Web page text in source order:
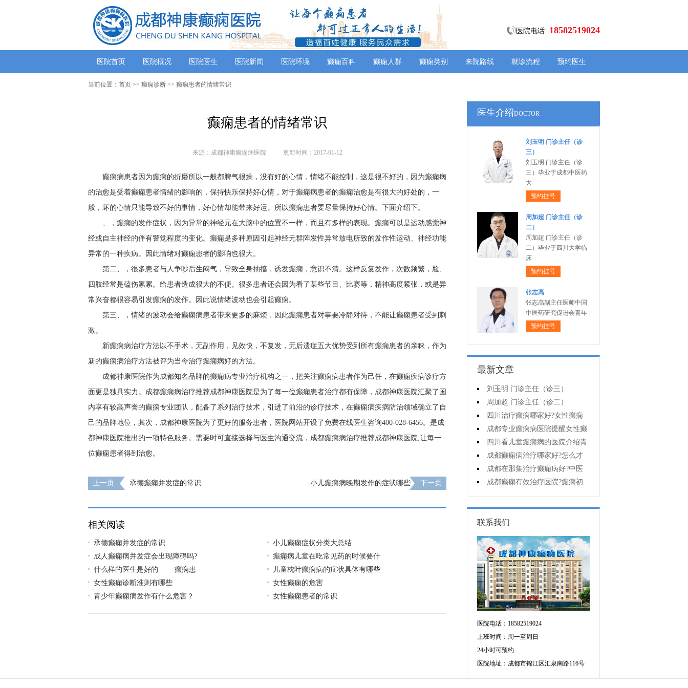
医院电话: 18582519024
医院首页 医院概况 医院医生 医院新闻 医院环境 癫痫百科 癫痫人群 癫痫类别 来院路线 就诊流程 预约医生
当前位置： 首页 >> 癫痫诊断 >> 癫痫患者的情绪常识
癫痫患者的情绪常识
来源：成都神康癫痫病医院 更新时间：2017-01-12
癫痫病患者因为癫痫的折磨所以一般都脾气很燥，没有好的心情，情绪不能控制，这是很不好的，因为癫痫病
的治愈是受着癫痫患者情绪的影响的，保持快乐保持好心情，对于癫痫病患者的癫痫治愈是有很大的好处的，一
般，坏的心情只能导致不好的事情，好心情却能带来好运。所以癫痫患者要尽量保持好心情。下面介绍下。
、，癫痫的发作症状，因为异常的神经元在大脑中的位置不一样，而且有多样的表现。癫痫可以是运动感觉神
经或自主神经的伴有警觉程度的变化。癫痫是多种原因引起神经元群阵发性异常放电所致的发作性运动、神经功能
异常的一种疾病。因此情绪对癫痫患者的影响也很大。
第二、，很多患者与人争吵后生闷气，导致全身抽搐，诱发癫痫，意识不清。这样反复发作，次数频繁，脸、
四肢经常是磕伤累累。给患者造成很大的不便。很多患者还会因为看了某些节目、比赛等，精神高度紧张，或是异
常兴奋都很容易引发癫痫的发作。因此说情绪波动也会引起癫痫。
第三、，情绪的波动会给癫痫病患者带来更多的麻烦，因此癫痫患者对事要冷静对待，不能让癫痫患者受到刺
激。
新癫痫病治疗方法以不手术，无副作用，见效快，不复发，无后遗症五大优势受到所有癫痫患者的亲睐，作为
新的癫痫病治疗方法被评为当今治疗癫痫病好的方法。
成都神康医院作为成都知名品牌的癫痫病专业治疗机构之一，把关注癫痫病患者作为己任，在癫痫疾病诊疗方
面更是独具实力。成都癫痫病治疗推荐成都神康医院是为了每一位癫痫患者治疗都有保障，成都神康医院汇聚了国
内享有较高声誉的癫痫专业团队，配备了系列治疗技术，引进了前沿的诊疗技术，在癫痫病疾病防治领域确立了自
己的品牌地位，其次，成都神康医院为了更好的服务患者，医院网站开设了免费在线医生咨询400-028-6456。是成
都神康医院推出的一项特色服务。需要时可直接选择与医生沟通交流，成都癫痫病治疗推荐成都神康医院,让每一
位癫痫患者得到治愈。
上一页 承德癫痫并发症的常识 小儿癫痫病晚期发作的症状哪些 下一页
相关阅读
承德癫痫并发症的常识
小儿癫痫症状分类大总结
成人癫痫病并发症会出现障碍吗?
癫痫病儿童在吃常见药的时候要什
什么样的医生是好的 癫痫患
儿童枕叶癫痫病的症状具体有哪些
女性癫痫诊断准则有哪些
女性癫痫的危害
青少年癫痫病发作有什么危害？
女性癫痫患者的常识
医生介绍DOCTOR
刘玉明 门诊主任（诊
三）
刘玉明 门诊主任（诊
三）毕业于成都中医药
大
预约挂号
周加超 门诊主任（诊
二）
周加超 门诊主任（诊
二）毕业于四川大学临
床
预约挂号
张志高
张志高副主任医师中国
中医药研究促进会青年
预约挂号
最新文章
刘玉明 门诊主任（诊三）
周加超 门诊主任（诊二）
四川治疗癫痫哪家好?女性癫痫
怎么预防?
成都专业癫痫病医院提醒女性癫
痫患者在经期要注意什么?
四川看儿童癫痫病的医院介绍青
少年癫痫病的病因
成都癫痫病治疗哪家好?怎么才
能诊断孩子是不是得了癫痫?
成都在那集治疗癫痫病好?中医
治疗癫痫病好吗?
成都癫痫有效治疗医院?癫痫初
期怎么治疗?
联系我们
医院电话：18582519024
上班时间：周一至周日
24小时可预约
医院地址：成都市锦江区汇泉南路116号